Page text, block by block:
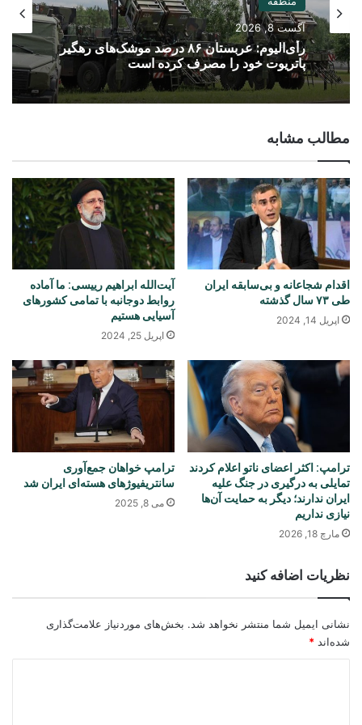
آگست 8, 2026
رأی‌الیوم: عربستان ۸۶ درصد موشک‌های رهگیر
پاتریوت خود را مصرف کرده است
مطالب مشابه
اقدام شجاعانه و بی‌سابقه ایران
طی ۷۳ سال گذشته
اپریل 14, 2024
آیت‌الله ابراهیم رییسی: ما آماده
روابط دوجانبه با تمامی کشورهای
آسیایی هستیم
اپریل 25, 2024
ترامپ: اکثر اعضای ناتو اعلام کردند
تمایلی به درگیری در جنگ علیه
ایران ندارند؛ دیگر به حمایت آن‌ها
نیازی نداریم
مارچ 18, 2026
ترامپ خواهان جمع‌آوری
سانتریفیوژهای هسته‌ای ایران شد
می 8, 2025
نظریات اضافه کنید
نشانی ایمیل شما منتشر نخواهد شد. بخش‌های موردنیاز علامت‌گذاری
شده‌اند *